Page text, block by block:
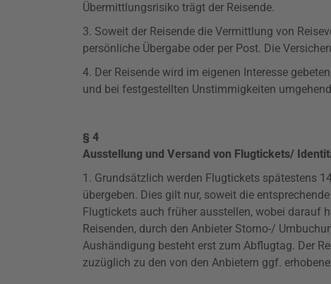
Übermittlungsrisiko trägt der Reisende.
3. Soweit der Reisende die Vermittlung von
persönliche Übergabe oder per Post. Die
4. Der Reisende wird im eigenen Interesse
und bei festgestellten Unstimmigkeiten
§ 4
Ausstellung und Versand von Flugtickets/
1. Grundsätzlich werden Flugtickets spätestens
übergeben. Dies gilt nur, soweit die
Flugtickets auch früher ausstellen, wobei darauf
Reisenden, durch den Anbieter Storno-/
Aushändigung besteht erst zum Abflugtag. Der
zuzüglich zu den von den Anbietern ggf.